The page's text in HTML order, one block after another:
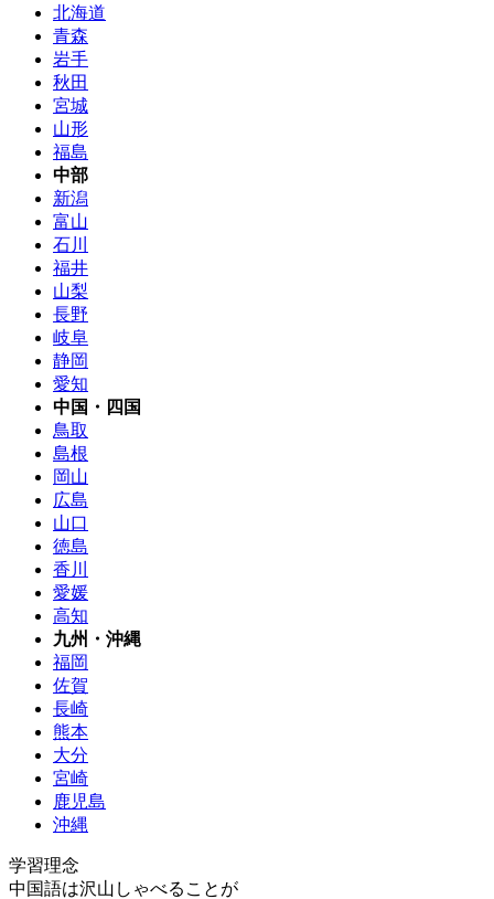
北海道
青森
岩手
秋田
宮城
山形
福島
中部
新潟
富山
石川
福井
山梨
長野
岐阜
静岡
愛知
中国・四国
鳥取
島根
岡山
広島
山口
徳島
香川
愛媛
高知
九州・沖縄
福岡
佐賀
長崎
熊本
大分
宮崎
鹿児島
沖縄
学習理念
中国語は沢山しゃべることが